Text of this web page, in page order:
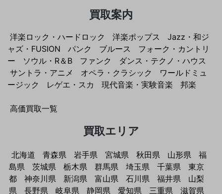
買取案内
洋楽ロック・ハードロック 洋楽ポップス
Jazz・和ジ
ャズ・FUSION
パンク ブルース
フォーク・カントリ
ー
ソウル・R＆B ファンク
ダンス・テクノ・ハウス
サントラ・アニメ
オペラ・クラシック
ワールドミュ
ージック
レゲエ・スカ 現代音楽・実験音楽 邦楽
高価買取一覧
買取エリア
北海道 青森県 岩手県 宮城県 秋田県 山形県
福
島県
茨城県 栃木県 群馬県 埼玉県 千葉県
東京
都
神奈川県 新潟県 富山県 石川県 福井県
山梨
県
長野県 岐阜県 静岡県 愛知県 三重県 滋賀県